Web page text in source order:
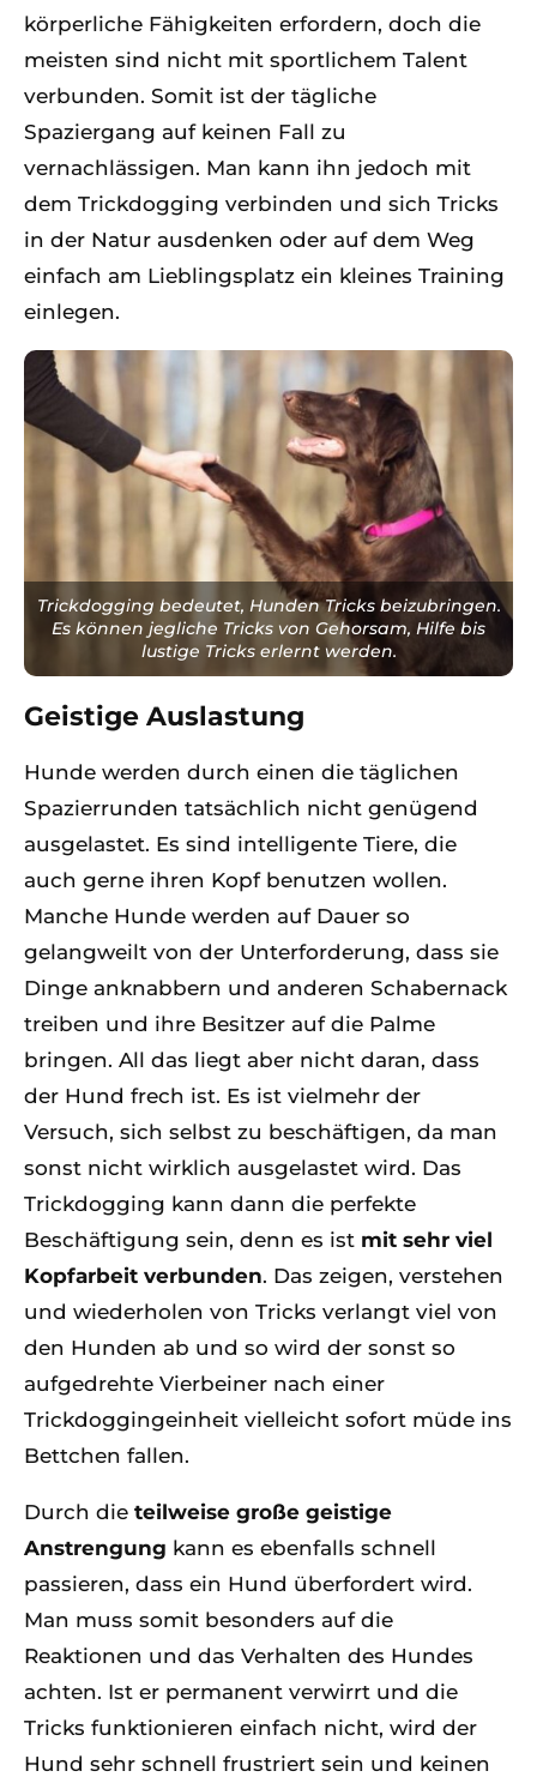
körperliche Fähigkeiten erfordern, doch die
meisten sind nicht mit sportlichem Talent
verbunden. Somit ist der tägliche
Spaziergang auf keinen Fall zu
vernachlässigen. Man kann ihn jedoch mit
dem Trickdogging verbinden und sich Tricks
in der Natur ausdenken oder auf dem Weg
einfach am Lieblingsplatz ein kleines Training
einlegen.
Trickdogging bedeutet, Hunden Tricks beizubringen.
Es können jegliche Tricks von Gehorsam, Hilfe bis
lustige Tricks erlernt werden.
Geistige Auslastung
Hunde werden durch einen die täglichen
Spazierrunden tatsächlich nicht genügend
ausgelastet. Es sind intelligente Tiere, die
auch gerne ihren Kopf benutzen wollen.
Manche Hunde werden auf Dauer so
gelangweilt von der Unterforderung, dass sie
Dinge anknabbern und anderen Schabernack
treiben und ihre Besitzer auf die Palme
bringen. All das liegt aber nicht daran, dass
der Hund frech ist. Es ist vielmehr der
Versuch, sich selbst zu beschäftigen, da man
sonst nicht wirklich ausgelastet wird. Das
Trickdogging kann dann die perfekte
Beschäftigung sein, denn es ist mit sehr viel
Kopfarbeit verbunden. Das zeigen, verstehen
und wiederholen von Tricks verlangt viel von
den Hunden ab und so wird der sonst so
aufgedrehte Vierbeiner nach einer
Trickdoggingeinheit vielleicht sofort müde ins
Bettchen fallen.
Durch die teilweise große geistige
Anstrengung kann es ebenfalls schnell
passieren, dass ein Hund überfordert wird.
Man muss somit besonders auf die
Reaktionen und das Verhalten des Hundes
achten. Ist er permanent verwirrt und die
Tricks funktionieren einfach nicht, wird der
Hund sehr schnell frustriert sein und keinen